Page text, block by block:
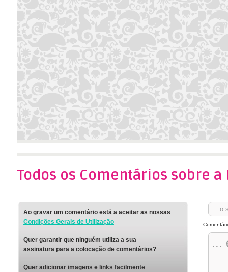
Todos os Comentários sobre a
Ao gravar um comentário está a aceitar as nossas
Condições Gerais de Utilização
Quer garantir que ninguém utiliza a sua
assinatura para a colocação de comentários?
Quer adicionar imagens e links facilmente